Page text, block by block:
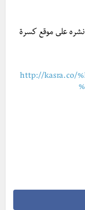
نشره على موقع كسرة
http://kasra.co/